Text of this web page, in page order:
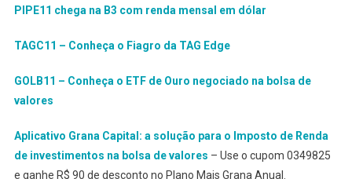
PIPE11 chega na B3 com renda mensal em dólar
TAGC11 – Conheça o Fiagro da TAG Edge
GOLB11 – Conheça o ETF de Ouro negociado na bolsa de
valores
Aplicativo Grana Capital: a solução para o Imposto de Renda
de investimentos na bolsa de valores – Use o cupom 0349825
e ganhe R$ 90 de desconto no Plano Mais Grana Anual.